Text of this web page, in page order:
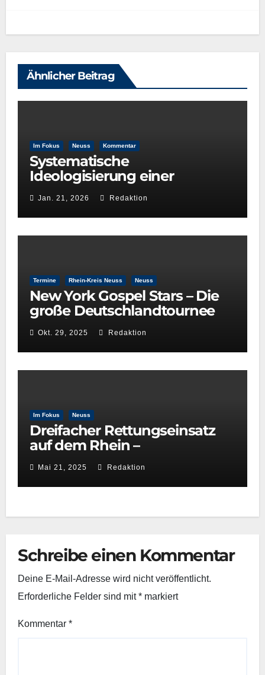
Ähnlicher Beitrag
Im Fokus Neuss Kommentar
Systematische
Ideologisierung einer
Kulturentscheidung: Die Rolle
der GRÜNEN im
Kulturausschuss
Jan. 21, 2026 Redaktion
Termine Rhein-Kreis Neuss Neuss
New York Gospel Stars – Die
große Deutschlandtournee
2025/26
Okt. 29, 2025 Redaktion
Im Fokus Neuss
Dreifacher Rettungseinsatz
auf dem Rhein –
Wasserwacht Neuss beweist
schnelle Reaktionsfähigkeit
Mai 21, 2025 Redaktion
Schreibe einen Kommentar
Deine E-Mail-Adresse wird nicht veröffentlicht.
Erforderliche Felder sind mit* markiert
Kommentar *